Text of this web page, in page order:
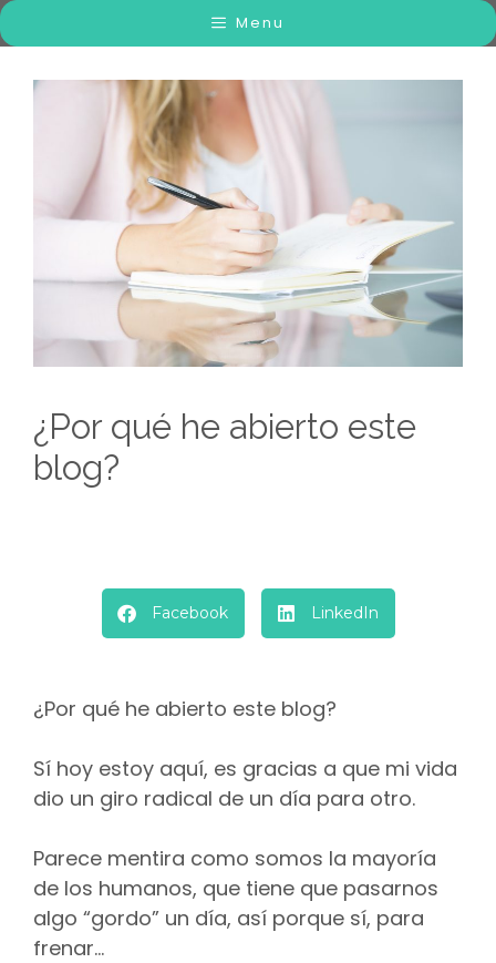
Menu
¿Por qué he abierto este
blog?
Facebook LinkedIn
¿Por qué he abierto este blog?
Sí hoy estoy aquí, es gracias a que mi vida
dio un giro radical de un día para otro.
Parece mentira como somos la mayoría
de los humanos, que tiene que pasarnos
algo “gordo” un día, así porque sí, para
frenar…